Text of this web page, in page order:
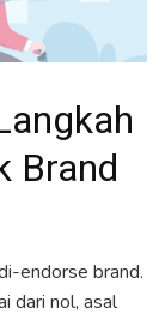
Brand
endorse brand.
dari nol, asal